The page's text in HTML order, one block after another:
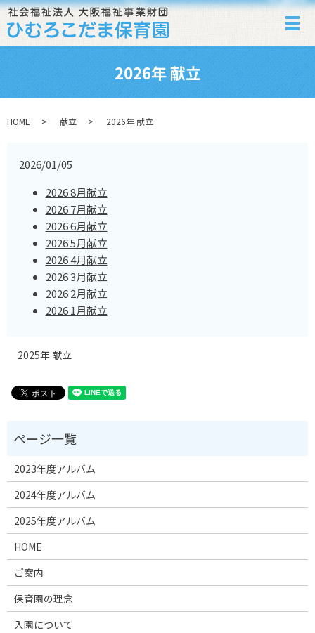
メ
2026年 献立
HOME 献立 2026年 献立
2026/01/05
2026 8月献立
2026 7月献立
2026 6月献立
2026 5月献立
2026 4月献立
2026 3月献立
2026 2月献立
2026 1月献立
2025年 献立
2023年度アルバム
2024年度アルバム
2025年度アルバム
HOME
ご案内
保育園の理念
入園について